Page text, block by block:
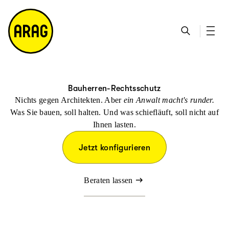
h
e
ta
k
ts
ei
te
e
m
a
p
Bauherren-Rechtsschutz
Nichts gegen Architekten. Aber ein Anwalt macht's runder.
Was Sie bauen, soll halten. Und was schiefläuft, soll nicht auf
Ihnen lasten.
Jetzt konfigurieren
Beraten lassen